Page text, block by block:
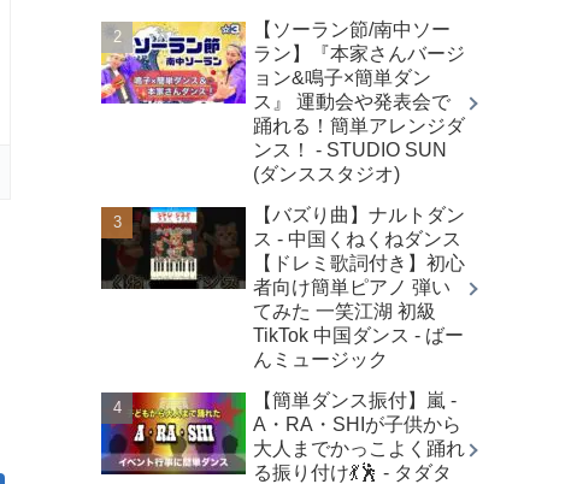
【ソーラン節/南中ソー
ラン】『本家さんバージ
ョン&鳴子×簡単ダン
ス』 運動会や発表会で
踊れる！簡単アレンジダ
ンス！ - STUDIO SUN
(ダンススタジオ)
【バズり曲】ナルトダン
ス - 中国くねくねダンス
【ドレミ歌詞付き】初心
者向け簡単ピアノ 弾い
てみた 一笑江湖 初級
TikTok 中国ダンス - ばー
んミュージック
【簡単ダンス振付】嵐 -
A・RA・SHIが子供から
大人までかっこよく踊れ
る振り付け💃🕺 - タダタ